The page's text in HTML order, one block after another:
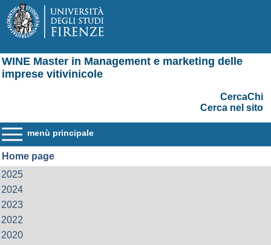
WINE Master in Management e marketing delle
imprese vitivinicole
CercaChi
Cerca nel sito
menù principale
Home page
2025
2024
2023
2022
2020